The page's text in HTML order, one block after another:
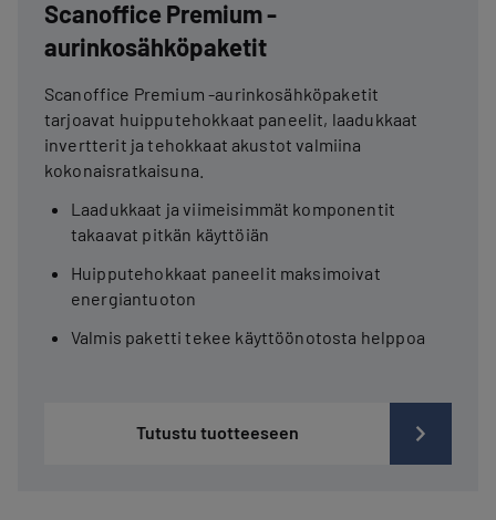
Scanoffice Premium -
aurinkosähköpaketit
Scanoffice Premium -aurinkosähköpaketit
tarjoavat huipputehokkaat paneelit, laadukkaat
invertterit ja tehokkaat akustot valmiina
kokonaisratkaisuna.
Laadukkaat ja viimeisimmät komponentit
takaavat pitkän käyttöiän
Huipputehokkaat paneelit maksimoivat
energiantuoton
Valmis paketti tekee käyttöönotosta helppoa
Tutustu tuotteeseen